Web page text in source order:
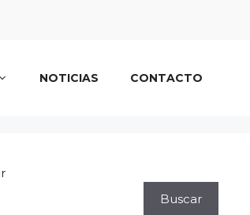
NOTICIAS CONTACTO
Buscar